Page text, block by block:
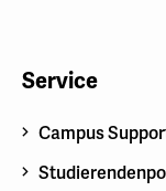
Service
Campus